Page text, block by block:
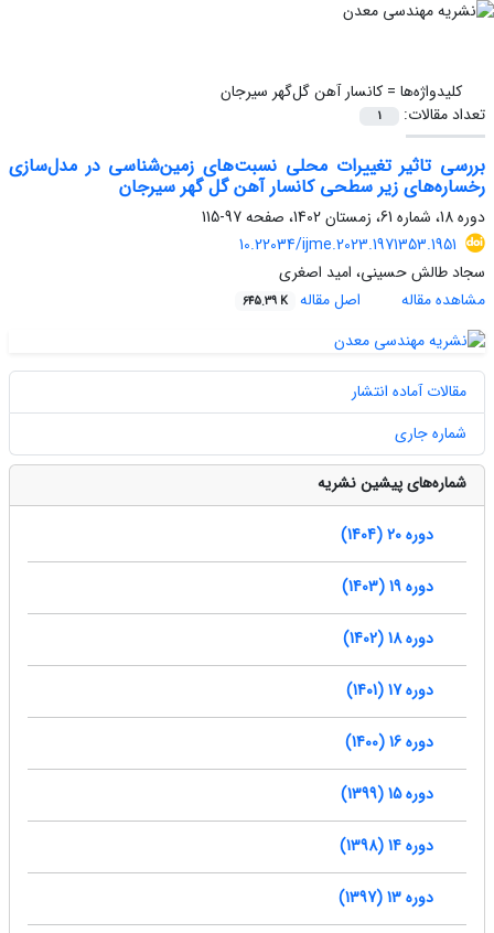
کلیدواژه‌ها =کانسار آهن گل‌گهر سیرجان
تعداد مقالات:
1
بررسی تاثیر تغییرات محلی نسبت‌های زمین‌شناسی در مدل‌سازی
رخساره‌های زیر سطحی کانسار آهن گل گهر سیرجان
دوره 18، شماره 61، زمستان 1402، صفحه
97-115
10.22034/ijme.2023.1971353.1951
سجاد طالش حسینی، امید اصغری
مشاهده مقاله
اصل مقاله 645.39 K
مقالات آماده انتشار
شماره جاری
شماره‌های پیشین نشریه
دوره 20 (1404)
دوره 19 (1403)
دوره 18 (1402)
دوره 17 (1401)
دوره 16 (1400)
دوره 15 (1399)
دوره 14 (1398)
دوره 13 (1397)